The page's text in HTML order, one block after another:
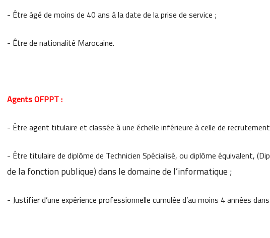
- Être âgé de moins de 40 ans à la date de la prise de service ;
- Être de nationalité Marocaine.
Agents OFPPT :
- Être agent titulaire et classée à une échelle inférieure à celle de
- Être titulaire de diplôme de Technicien Spécialisé, ou diplôme équivalent,
de la fonction publique) dans le domaine de l’informatique ;
- Justifier d’une expérience professionnelle cumulée d’au moins 4 années